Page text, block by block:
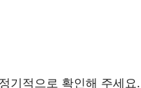
기적으로 확인해 주세요.